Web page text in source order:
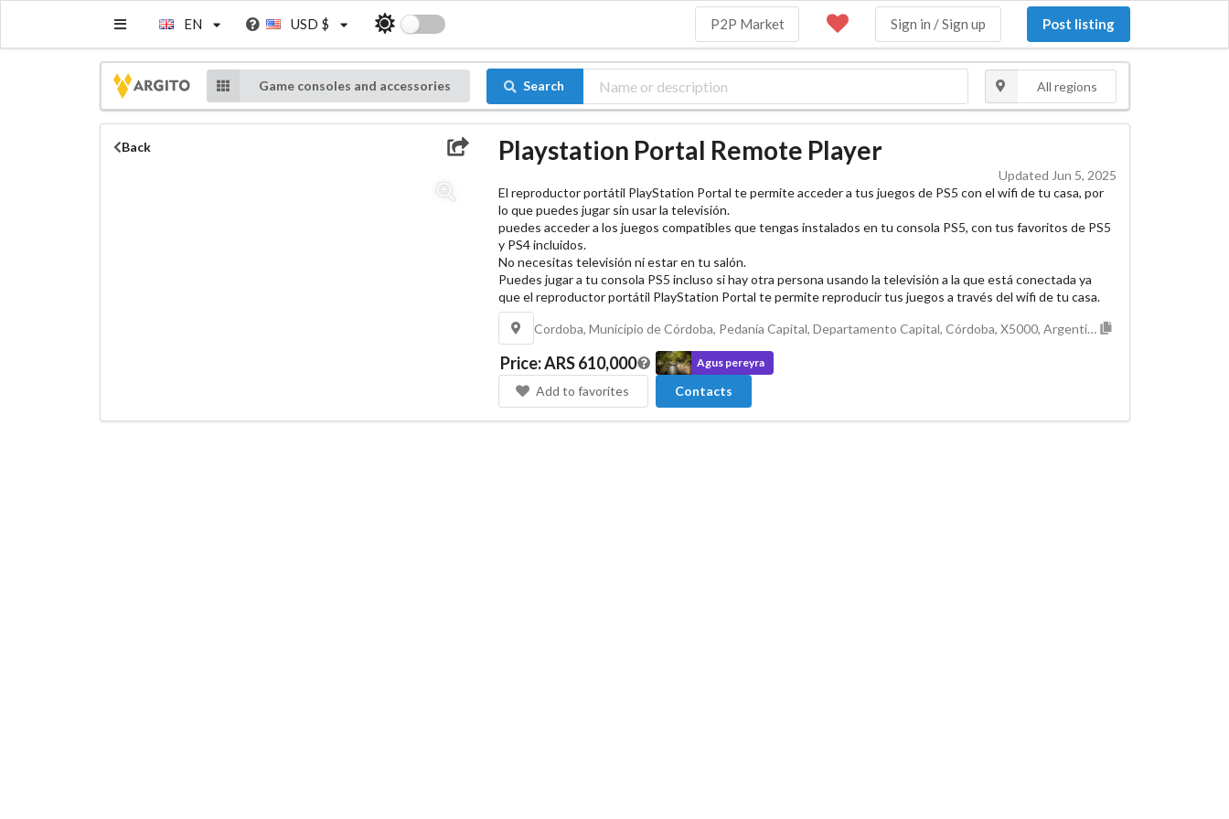
EN USD $ P2P Market Sign in / Sign up Post listing
Game consoles and accessories Search All regions
Back Playstation Portal Remote Player
Updated Jun 5, 2025
El reproductor portátil PlayStation Portal te permite acceder a tus juegos de PS5 con el wifi de tu casa, por
lo que puedes jugar sin usar la televisión.
puedes acceder a los juegos compatibles que tengas instalados en tu consola PS5, con tus favoritos de PS5
y PS4 incluidos.
No necesitas televisión ni estar en tu salón.
Puedes jugar a tu consola PS5 incluso si hay otra persona usando la televisión a la que está conectada ya
que el reproductor portátil PlayStation Portal te permite reproducir tus juegos a través del wifi de tu casa.
Cordoba, Municipio de Córdoba, Pedanía Capital, Departamento Capital, Córdoba, X5000, Argentina
Price:ARS 610,000
Add to favorites
Agus pereyra
Contacts